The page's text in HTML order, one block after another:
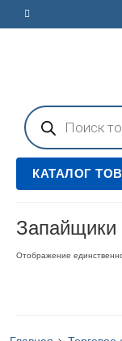
Поиск
товаров
КАТАЛОГ
Запайщики
Отображение